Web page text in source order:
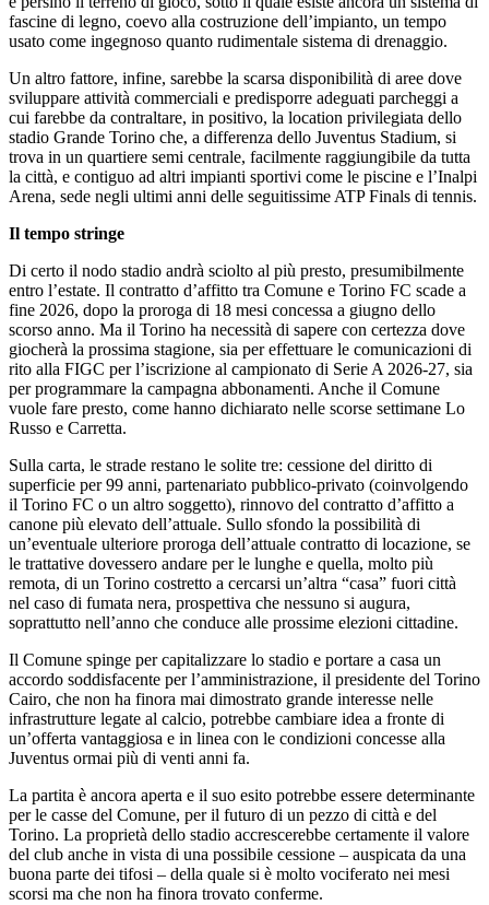
fascine di legno, coevo alla costruzione dell’impianto, un tempo
usato come ingegnoso quanto rudimentale sistema di drenaggio.
Un altro fattore, infine, sarebbe la scarsa disponibilità di aree dove
sviluppare attività commerciali e predisporre adeguati parcheggi a
cui farebbe da contraltare, in positivo, la location privilegiata dello
stadio Grande Torino che, a differenza dello Juventus Stadium, si
trova in un quartiere semi centrale, facilmente raggiungibile da tutta
la città, e contiguo ad altri impianti sportivi come le piscine e l’Inalpi
Arena, sede negli ultimi anni delle seguitissime ATP Finals di tennis.
Il tempo stringe
Di certo il nodo stadio andrà sciolto al più presto, presumibilmente
entro l’estate. Il contratto d’affitto tra Comune e Torino FC scade a
fine 2026, dopo la proroga di 18 mesi concessa a giugno dello
scorso anno. Ma il Torino ha necessità di sapere con certezza dove
giocherà la prossima stagione, sia per effettuare le comunicazioni di
rito alla FIGC per l’iscrizione al campionato di Serie A 2026-27, sia
per programmare la campagna abbonamenti. Anche il Comune
vuole fare presto, come hanno dichiarato nelle scorse settimane Lo
Russo e Carretta.
Sulla carta, le strade restano le solite tre: cessione del diritto di
superficie per 99 anni, partenariato pubblico-privato (coinvolgendo
il Torino FC o un altro soggetto), rinnovo del contratto d’affitto a
canone più elevato dell’attuale. Sullo sfondo la possibilità di
un’eventuale ulteriore proroga dell’attuale contratto di locazione, se
le trattative dovessero andare per le lunghe e quella, molto più
remota, di un Torino costretto a cercarsi un’altra “casa” fuori città
nel caso di fumata nera, prospettiva che nessuno si augura,
soprattutto nell’anno che conduce alle prossime elezioni cittadine.
Il Comune spinge per capitalizzare lo stadio e portare a casa un
accordo soddisfacente per l’amministrazione, il presidente del Torino
Cairo, che non ha finora mai dimostrato grande interesse nelle
infrastrutture legate al calcio, potrebbe cambiare idea a fronte di
un’offerta vantaggiosa e in linea con le condizioni concesse alla
Juventus ormai più di venti anni fa.
La partita è ancora aperta e il suo esito potrebbe essere determinante
per le casse del Comune, per il futuro di un pezzo di città e del
Torino. La proprietà dello stadio accrescerebbe certamente il valore
del club anche in vista di una possibile cessione – auspicata da una
buona parte dei tifosi – della quale si è molto vociferato nei mesi
scorsi ma che non ha finora trovato conferme.